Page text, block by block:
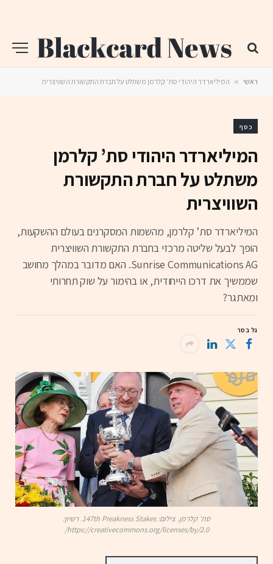
ראשי » המיליארדר היהודי סת’ קלרמן משתלט על חברת התקשורת השוויצרית
כסף
המיליארדר היהודי סת’ קלרמן
משתלט על חברת התקשורת
השוויצרית
המיליארדר סת’ קלרמן, מהשמות המסקרנים בעולם ההשקעות,
הופך לבעל שליטה מרכזי בחברת התקשורת השוויצרית
Sunrise Communications AG. האם מדובר במהלך מחושב
שממשיך את דרכו הייחודית, או בהימור על שוק תחרותי
ומאתגר?
גל בסר
סת' קלרמן. צילום: 147th Preakness Stakes. רשיון:
https://creativecommons.org/licenses/by/2.0/